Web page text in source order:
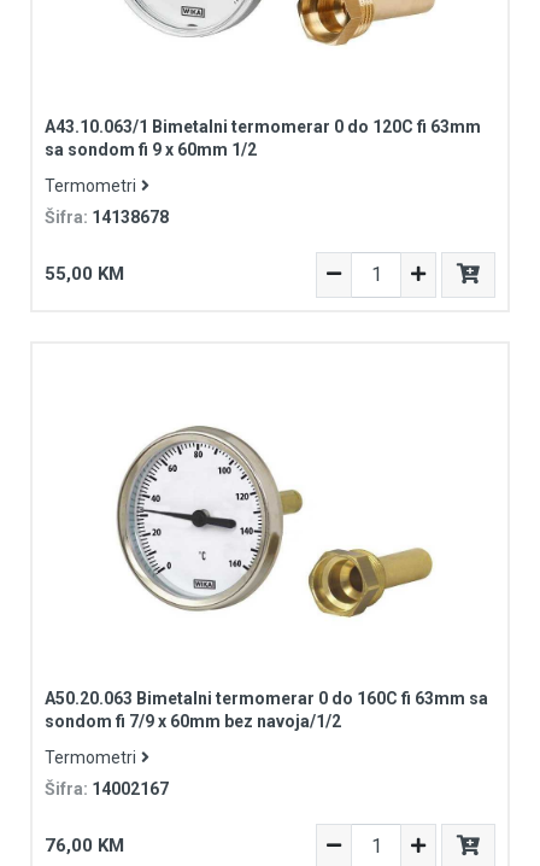
A43.10.063/1 Bimetalni termomerar 0 do 120C fi 63mm
sa sondom fi 9 x 60mm 1/2
Termometri
Šifra: 14138678
55,00 KM
A50.20.063 Bimetalni termomerar 0 do 160C fi 63mm sa
sondom fi 7/9 x 60mm bez navoja/1/2
Termometri
Šifra: 14002167
76,00 KM